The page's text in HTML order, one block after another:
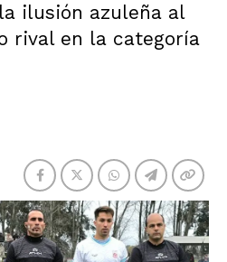
ilusión azuleña al
rival en la categoría